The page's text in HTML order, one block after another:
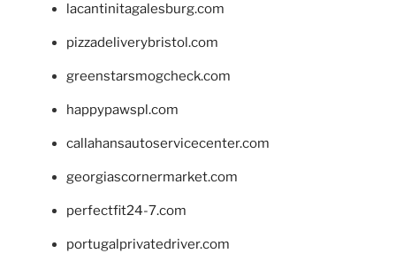
lacantinitagalesburg.com
pizzadeliverybristol.com
greenstarsmogcheck.com
happypawspl.com
callahansautoservicecenter.com
georgiascornermarket.com
perfectfit24-7.com
portugalprivatedriver.com